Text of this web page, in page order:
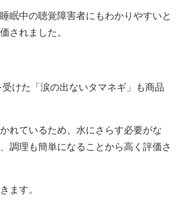
眠中の聴覚障害者にもわかりやすいと
されました。
けた「涙の出ないタマネギ」も商品
れているため、水にさらす必要がな
調理も簡単になることから高く評価さ
ます。